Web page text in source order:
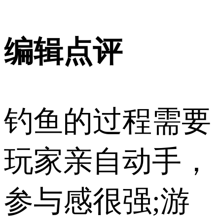
编辑点评
钓鱼的过程需要
玩家亲自动手，
参与感很强;游